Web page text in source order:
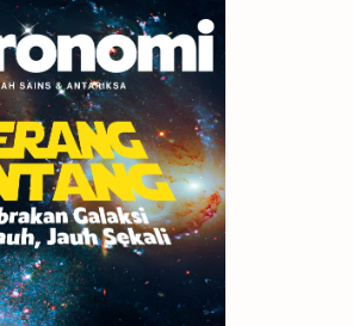
Sponsored
Mars
Featured
History
Bima Sakti